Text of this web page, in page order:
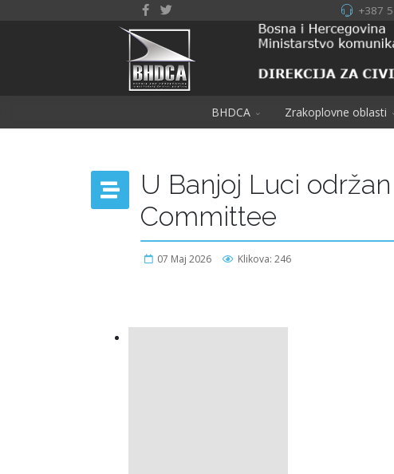
+387
BHDCA Zrakoplovne oblasti
U Banjoj Luci
Committee
07 Maj 2026 Klikova: 246